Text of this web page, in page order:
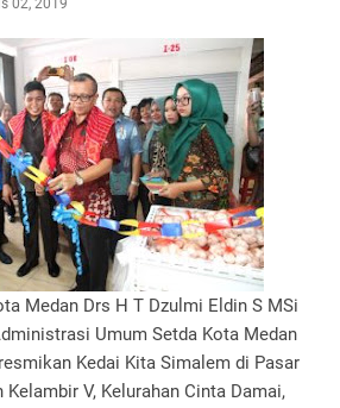
02, 2019
Medan Drs H T Dzulmi Eldin S MSi
Umum Setda Kota Medan
Kedai Kita Simalem di Pasar
Kelambir V, Kelurahan Cinta Damai,